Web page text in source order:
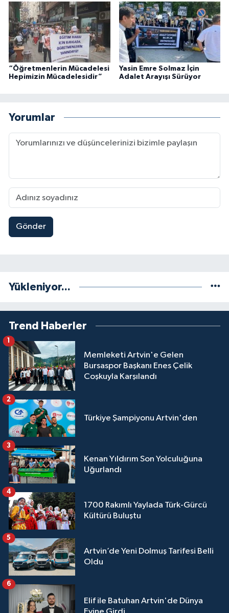
“Öğretmenlerin Mücadelesi
Hepimizin Mücadelesidir”
Yasin Emre Solmaz İçin
Adalet Arayışı Sürüyor
Yorumlar
Gönder
Yükleniyor...
Trend Haberler
Memleketi Artvin'e Gelen
Bursaspor Başkanı Enes Çelik
Coşkuyla Karşılandı
1
Türkiye Şampiyonu Artvin'den
2
Kenan Yıldırım Son Yolculuğuna
Uğurlandı
3
1700 Rakımlı Yaylada Türk-Gürcü
Kültürü Buluştu
4
Artvin’de Yeni Dolmuş Tarifesi Belli
Oldu
5
Elif ile Batuhan Artvin'de Dünya
6